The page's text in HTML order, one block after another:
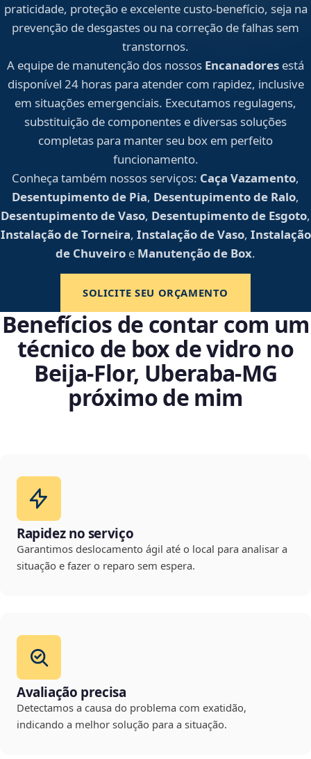
praticidade, proteção e excelente custo-benefício, seja na
prevenção de desgastes ou na correção de falhas sem
transtornos.
A equipe de manutenção dos nossos Encanadores está
disponível 24 horas para atender com rapidez, inclusive
em situações emergenciais. Executamos regulagens,
substituição de componentes e diversas soluções
completas para manter seu box em perfeito
funcionamento.
Conheça também nossos serviços: Caça Vazamento,
Desentupimento de Pia, Desentupimento de Ralo,
Desentupimento de Vaso, Desentupimento de Esgoto,
Instalação de Torneira, Instalação de Vaso, Instalação
de Chuveiro e Manutenção de Box.
SOLICITE SEU ORÇAMENTO
Benefícios de contar com um
técnico de box de vidro no
Beija‑Flor, Uberaba‑MG
próximo de mim
Rapidez no serviço
Garantimos deslocamento ágil até o local para analisar a
situação e fazer o reparo sem espera.
Avaliação precisa
Detectamos a causa do problema com exatidão,
indicando a melhor solução para a situação.